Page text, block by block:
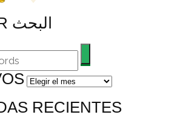
BUSCAR البحث
Archivos
RECIENTES